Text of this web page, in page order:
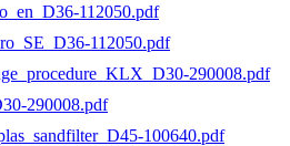
112050.pdf
112050.pdf
290008.pdf
290008.pdf
100640.pdf